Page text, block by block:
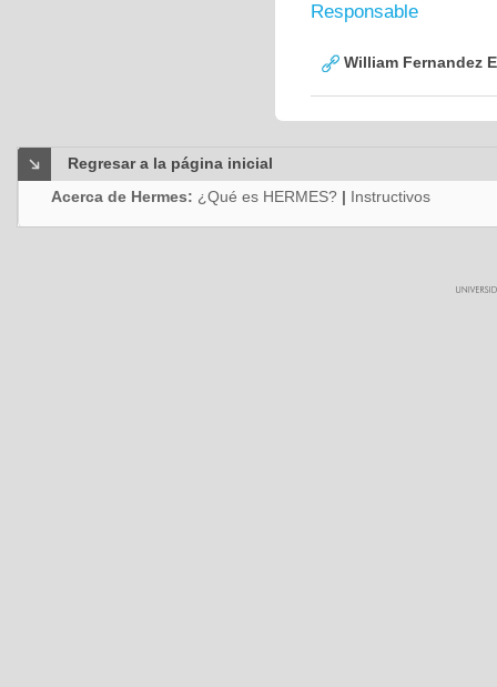
Responsable
William Fernandez
Regresar a la página inicial
Acerca de Hermes: ¿Qué es HERMES? | Instructivos